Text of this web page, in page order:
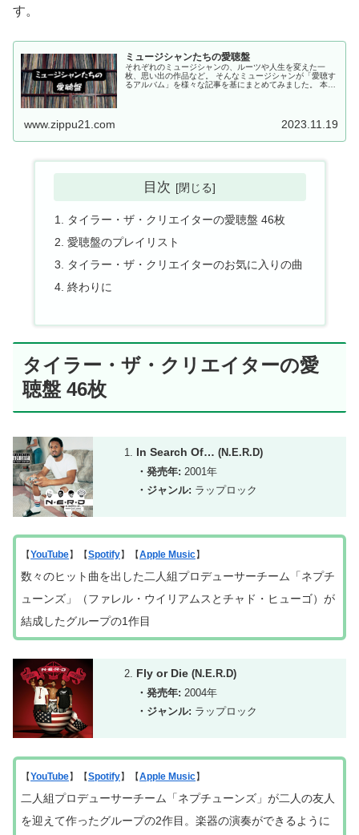
す。
ミュージシャンたちの愛聴盤
それぞれのミュージシャンの、ルーツや人生を変えた一
枚、思い出の作品など。 そんなミュージシャンが「愛聴す
るアルバム」を様々な記事を基にまとめてみました。 本記
www.zippu21.com 2023.11.19
目次
タイラー・ザ・クリエイターの愛聴盤 46枚
愛聴盤のプレイリスト
タイラー・ザ・クリエイターのお気に入りの曲
終わりに
タイラー・ザ・クリエイターの愛
聴盤 46枚
In Search Of… (N.E.R.D)
・発売年: 2001年
・ジャンル: ラップロック
【YouTube】【Spotify】【Apple Music】
数々のヒット曲を出した二人組プロデューサーチーム「ネプチ
ューンズ」（ファレル・ウイリアムスとチャド・ヒューゴ）が
結成したグループの1作目
Fly or Die (N.E.R.D)
・発売年: 2004年
・ジャンル: ラップロック
【YouTube】【Spotify】【Apple Music】
二人組プロデューサーチーム「ネプチューンズ」が二人の友人
を迎えて作ったグループの2作目。楽器の演奏ができるように